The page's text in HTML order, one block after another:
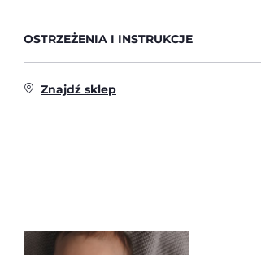
OSTRZEŻENIA I INSTRUKCJE
Znajdź sklep